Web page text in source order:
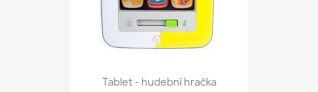
Tablet - hudební hračka